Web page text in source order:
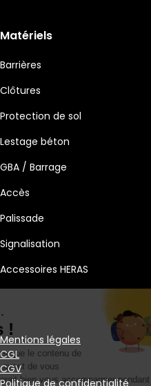
Matériels
Barrières
Clôtures
Protection de sol
Lestage béton
GBA / Barrage
Accès
Palissade
Signalisation
Accessoires HERAS
Mentions légales
CGL
CGV
les Cookies !
On a attendu d'être sûrs que le
ce site vous intéresse avant de
déranger, mais on aimerait bien